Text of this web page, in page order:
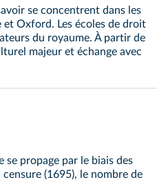
se concentrent dans les
et Oxford. Les écoles de droit
du royaume. À partir de
majeur et échange avec
se propage par le biais des
censure (1695), le nombre de